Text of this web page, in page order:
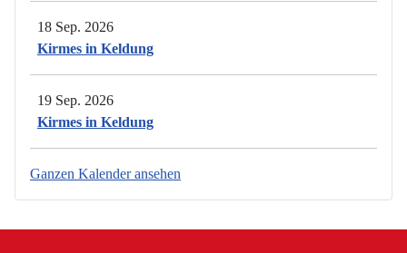
18 Sep. 2026
Kirmes in Keldung
19 Sep. 2026
Kirmes in Keldung
Ganzen Kalender ansehen